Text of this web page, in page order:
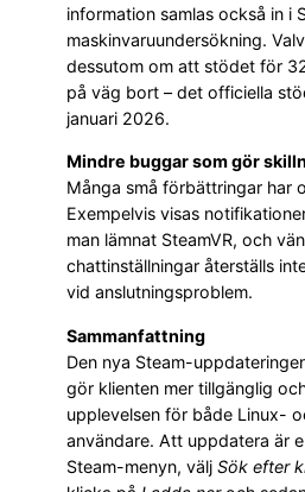
information samlas också in i
maskinvaruundersökning.
dessutom om att stödet för
på väg bort – det officiella
januari 2026.
Mindre buggar som gör
Många små förbättringar har
Exempelvis visas
man lämnat SteamVR, och
chattinställningar återställs
vid anslutningsproblem.
Sammanfattning
Den nya Steam-
gör klienten mer tillgänglig
upplevelsen för både Linux-
användare. Att uppdatera är
Steam-menyn, välj Sök efter